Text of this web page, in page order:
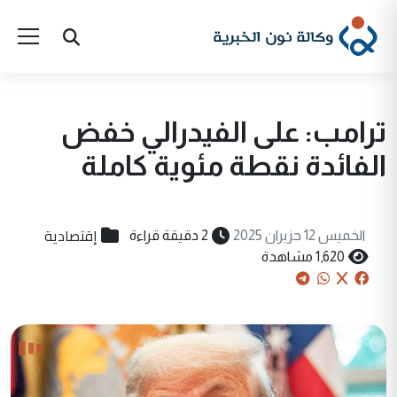
ترامب: على الفيدرالي خفض
الفائدة نقطة مئوية كاملة
الخميس 12 حزيران 2025 2 دقيقة قراءة إقتصادية
1,620 مشاهدة